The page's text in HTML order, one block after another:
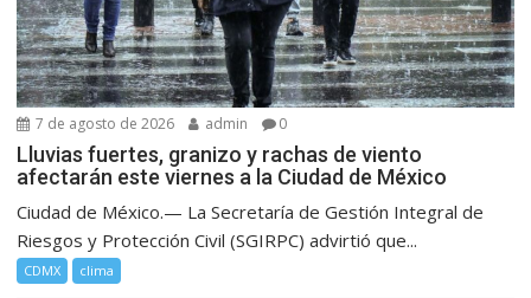
7 de agosto de 2026 admin 0
Lluvias fuertes, granizo y rachas de viento
afectarán este viernes a la Ciudad de México
Ciudad de México.— La Secretaría de Gestión Integral de
Riesgos y Protección Civil (SGIRPC) advirtió que...
CDMX clima